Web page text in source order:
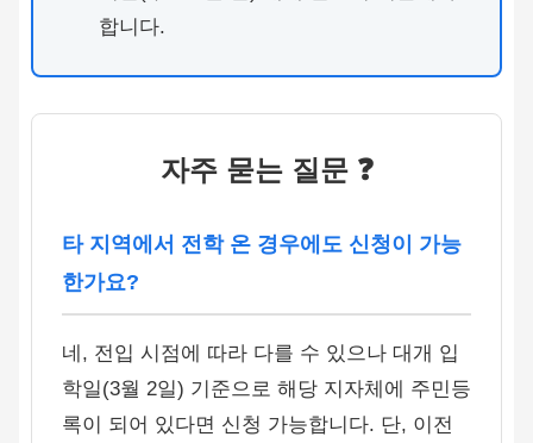
합니다.
자주 묻는 질문 ❓
타 지역에서 전학 온 경우에도 신청이 가능
한가요?
네, 전입 시점에 따라 다를 수 있으나 대개 입
학일(3월 2일) 기준으로 해당 지자체에 주민등
록이 되어 있다면 신청 가능합니다. 단, 이전